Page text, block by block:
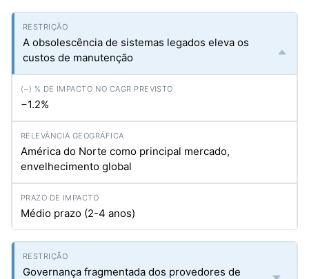
A obsolescência de sistemas legados eleva os
custos de manutenção
−1.2%
América do Norte como principal mercado,
envelhecimento global
Médio prazo (2-4 anos)
Governança fragmentada dos provedores de